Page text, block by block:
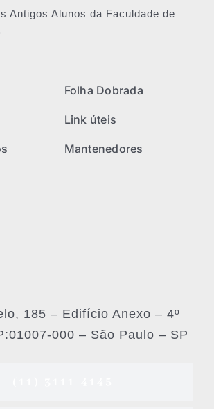
Antigos Alunos da Faculdade de
Folha Dobrada
Link úteis
Mantenedores
185 – Edifício Anexo – 4º
000 – São Paulo – SP